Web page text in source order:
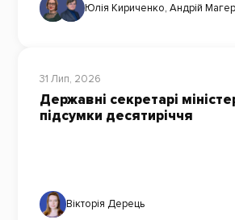
Юлія Кириченко, Андрій
31 Лип, 2026
Державні секретарі
підсумки десятиріччя
Вікторія Дерець